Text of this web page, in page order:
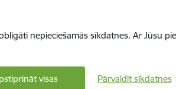
nepieciešamās sīkdatnes. Ar Jūsu
visas Pārvaldīt sīkdatnes